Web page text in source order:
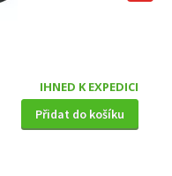
IHNED K EXPEDICI
Přidat do košíku